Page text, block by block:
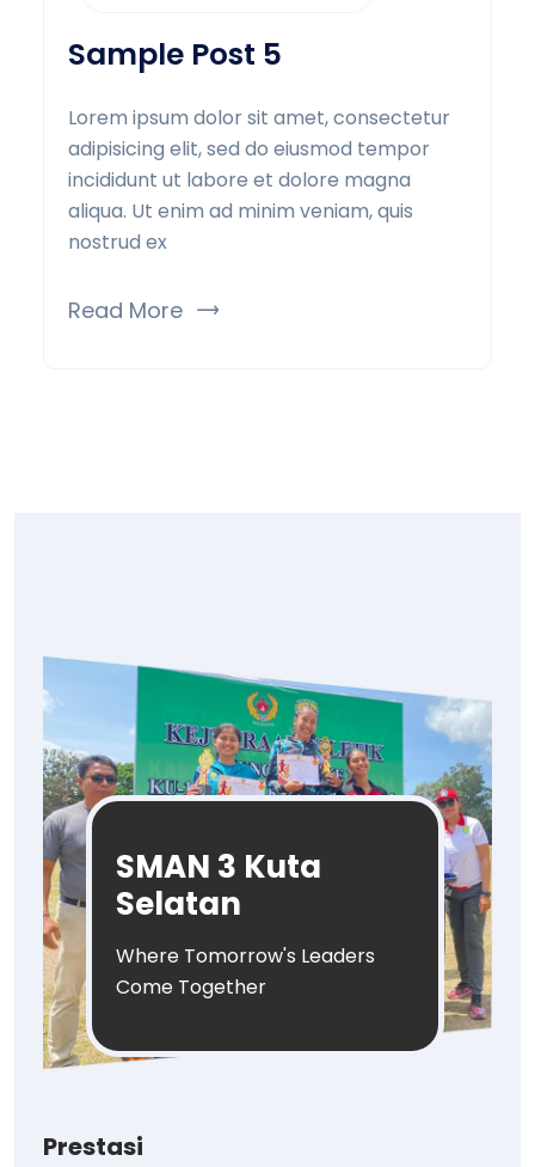
Sample Post 5
Lorem ipsum dolor sit amet, consectetur
adipisicing elit, sed do eiusmod tempor
incididunt ut labore et dolore magna
aliqua. Ut enim ad minim veniam, quis
nostrud ex
Read More
SMAN 3 Kuta
Selatan
Where Tomorrow's Leaders
Come Together
Prestasi